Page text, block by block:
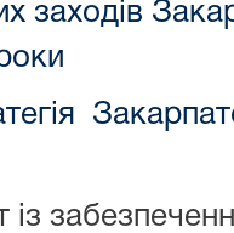
заходів
із